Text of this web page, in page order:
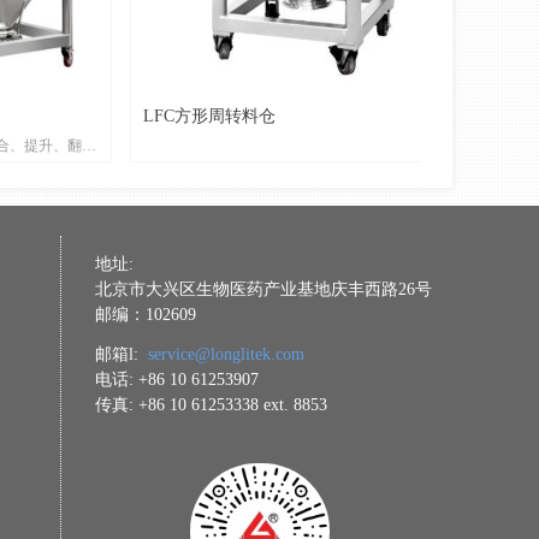
、提升、翻
LFC方形周转料仓
地址:
北京市大兴区生物医药产业基地庆丰西路26号
邮编：102609
邮箱l: service@longlitek.com
电话: +86 10 61253907
传真: +86 10 61253338 ext. 8853